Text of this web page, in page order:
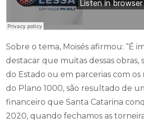
Sobre o tema, Moisés afirmou: “É
destacar que muitas dessas obras,
do Estado ou em parcerias com
do Plano 1000, são resultado de
financeiro que Santa Catarina
2020, quando fechamos as